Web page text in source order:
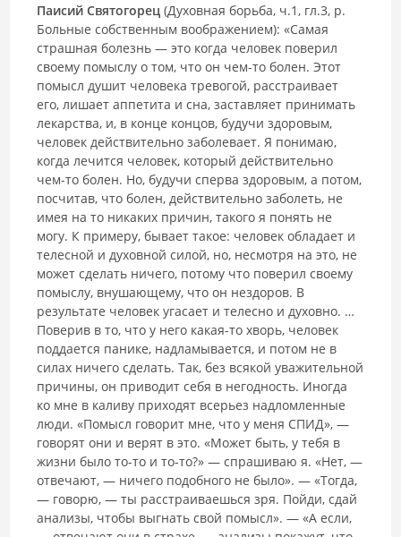
Паисий Святогорец (Духовная борьба, ч.1, гл.3, р.
Больные собственным воображением): «Самая
страшная болезнь — это когда человек поверил
своему помыслу о том, что он чем-то болен. Этот
помысл душит человека тревогой, расстраивает
его, лишает аппетита и сна, заставляет принимать
лекарства, и, в конце концов, будучи здоровым,
человек действительно заболевает. Я понимаю,
когда лечится человек, который действительно
чем-то болен. Но, будучи сперва здоровым, а потом,
посчитав, что болен, действительно заболеть, не
имея на то никаких причин, такого я понять не
могу. К примеру, бывает такое: человек обладает и
телесной и духовной силой, но, несмотря на это, не
может сделать ничего, потому что поверил своему
помыслу, внушающему, что он нездоров. В
результате человек угасает и телесно и духовно. …
Поверив в то, что у него какая-то хворь, человек
поддается панике, надламывается, и потом не в
силах ничего сделать. Так, без всякой уважительной
причины, он приводит себя в негодность. Иногда
ко мне в каливу приходят всерьез надломленные
люди. «Помысл говорит мне, что у меня СПИД», —
говорят они и верят в это. «Может быть, у тебя в
жизни было то-то и то-то?» — спрашиваю я. «Нет, —
отвечают, — ничего подобного не было». — «Тогда,
— говорю, — ты расстраиваешься зря. Пойди, сдай
анализы, чтобы выгнать свой помысл». — «А если,